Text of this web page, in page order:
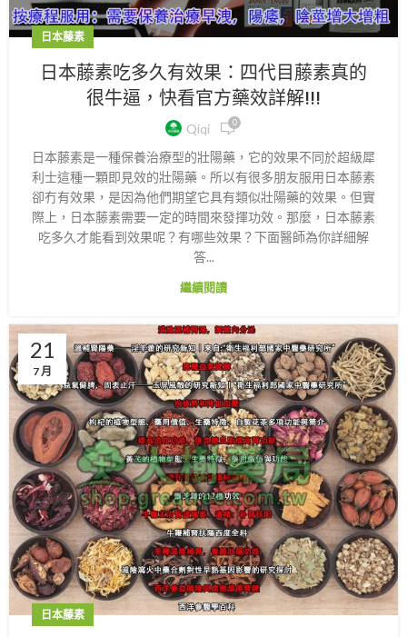
日本藤素
日本藤素吃多久有效果：四代目藤素真的
很牛逼，快看官方藥效詳解!!!
Qiqi 0
日本藤素是一種保養治療型的壯陽藥，它的效果不同於超級犀
利士這種一顆即見效的壯陽藥。所以有很多朋友服用日本藤素
卻冇有效果，是因為他們期望它具有類似壯陽藥的效果。但實
際上，日本藤素需要一定的時間來發揮功效。那麼，日本藤素
吃多久才能看到效果呢？有哪些效果？下面醫師為你詳細解
答...
繼續閱讀
21
7 月
日本藤素